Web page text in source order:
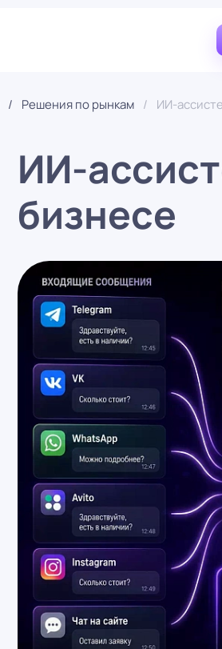
ИИ-направления
Решения по рынкам
Решения по рынкам ИИ-
ИИ-
бизнесе